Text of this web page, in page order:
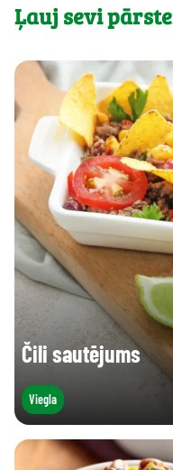
Ļauj sevi
Čili sautējums
Viegla